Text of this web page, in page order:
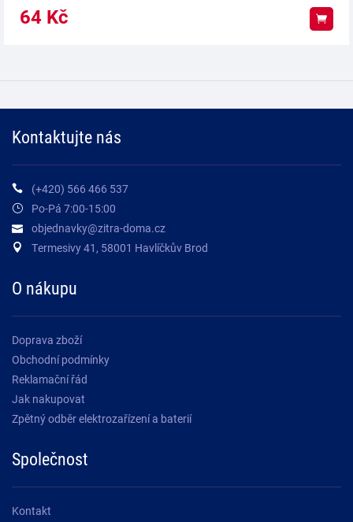
64 Kč
Kontaktujte nás
(+420) 566 466 537
Po-Pá 7:00-15:00
objednavky@zitra-doma.cz
Termesivy 41, 58001 Havlíčkův Brod
O nákupu
Doprava zboží
Obchodní podmínky
Reklamační řád
Jak nakupovat
Zpětný odběr elektrozařízení a baterií
Společnost
Kontakt